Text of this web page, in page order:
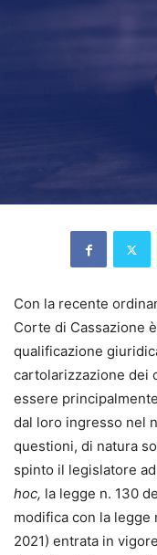
Con la recente
Corte di Cassazione
qualificazione
cartolarizzazione dei
essere
dal loro ingresso nel
questioni, di natura
spinto il legislatore
hoc, la legge n. 130
modifica con la legge
2021) entrata in